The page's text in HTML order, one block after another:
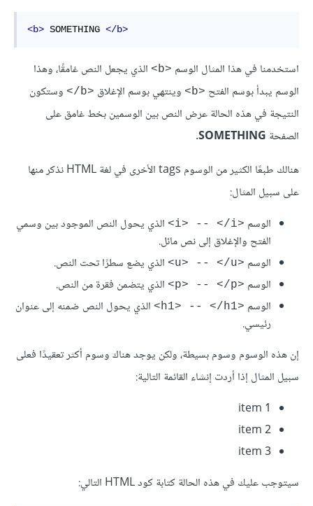
<b> SOMETHING </b>
استخدمنا في هذا المثال الوسم <b>
الذي يجعل النص غامقًا، وهذا
الوسم يبدأ بوسم الفتح <b> وينتهي بوسم الإغلاق <b/>
وستكون
النتيجة في هذه الحالة عرض النص بين الوسمين بخط غامق على
الصفحة SOMETHING
.
هنالك طبعًا الكثير من الوسوم tags الأخرى في لغة HTML نذكر منها
على سبيل المثال:
الوسم <i> -- </i>
الذي يحول النص الموجود بين وسمي
الفتح والإغلاق إلى نص مائل.
الوسم <u> -- </u>
الذي يضع سطرًا تحت النص.
الوسم <p> -- </p>
الذي يتضمن فقرة من النص.
الوسم <h1> -- </h1>
الذي يحول النص ضمنه إلى عنوان
رئيسي.
إن هذه الوسوم وسوم بسيطة، ولكن يوجد هناك وسوم أكثر تعقيدًا فعلى
سبيل المثال إذا أردت إنشاء القائمة التالية:
item 1
item 2
item 3
سيتوجب عليك في هذه الحالة كتابة كود HTML التالي: